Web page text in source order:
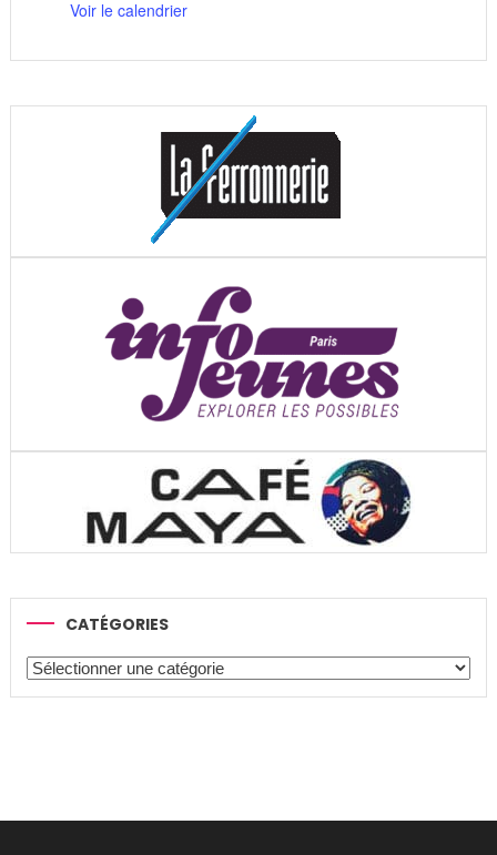
Voir le calendrier
CATÉGORIES
Catégories